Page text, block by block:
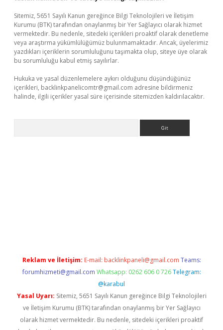
Sitemiz, 5651 Sayılı Kanun gereğince Bilgi Teknolojileri ve İletişim
Kurumu (BTK) tarafından onaylanmış bir Yer Sağlayıcı olarak hizmet
vermektedir. Bu nedenle, sitedeki içerikleri proaktif olarak denetleme
veya araştırma yükümlülüğümüz bulunmamaktadır. Ancak, üyelerimiz
yazdıkları içeriklerin sorumluluğunu taşımakta olup, siteye üye olarak
bu sorumluluğu kabul etmiş sayılırlar.
Hukuka ve yasal düzenlemelere aykırı olduğunu düşündüğünüz
içerikleri, backlinkpanelicomtr@gmail.com adresine bildirmeniz
halinde, ilgili içerikler yasal süre içerisinde sitemizden kaldırılacaktır.
Reklam ve İletişim: E-mail: backlinkpaneli@gmail.com Teams:
forumhizmeti@gmail.com Whatsapp: 0262 606 0 726 Telegram:
@karabul
Yasal Uyarı: Sitemiz, 5651 Sayılı Kanun gereğince Bilgi Teknolojileri
ve İletişim Kurumu (BTK) tarafından onaylanmış bir Yer Sağlayıcı
olarak hizmet vermektedir. Bu nedenle, sitedeki içerikleri proaktif